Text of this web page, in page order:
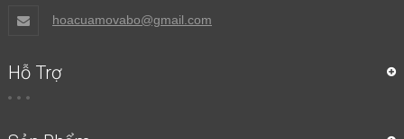
hoacuamovabo@gmail.com
Hỗ Trợ